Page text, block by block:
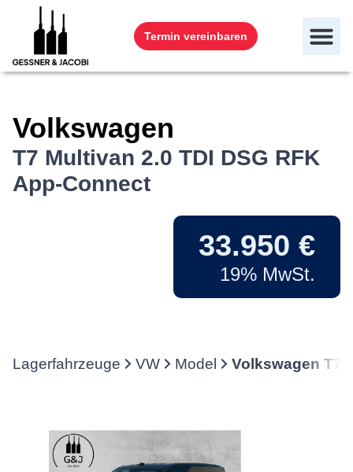
Termin vereinbaren
Volkswagen
T7 Multivan 2.0 TDI DSG RFK
App-Connect
33.950 €
19% MwSt.
Lagerfahrzeuge VW Model Volkswagen T7